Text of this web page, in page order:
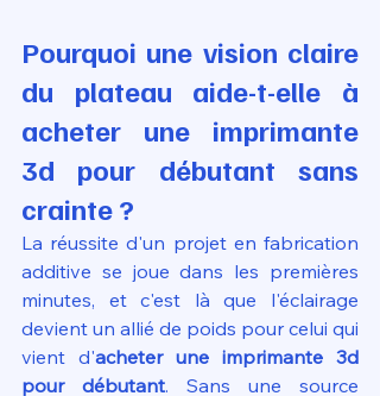
Pourquoi une vision claire
du plateau aide-t-elle à
acheter une imprimante
3d pour débutant sans
crainte ?
La réussite d'un projet en fabrication
additive se joue dans les premières
minutes, et c'est là que l'éclairage
devient un allié de poids pour celui qui
vient d'acheter une imprimante 3d
pour débutant. Sans une source